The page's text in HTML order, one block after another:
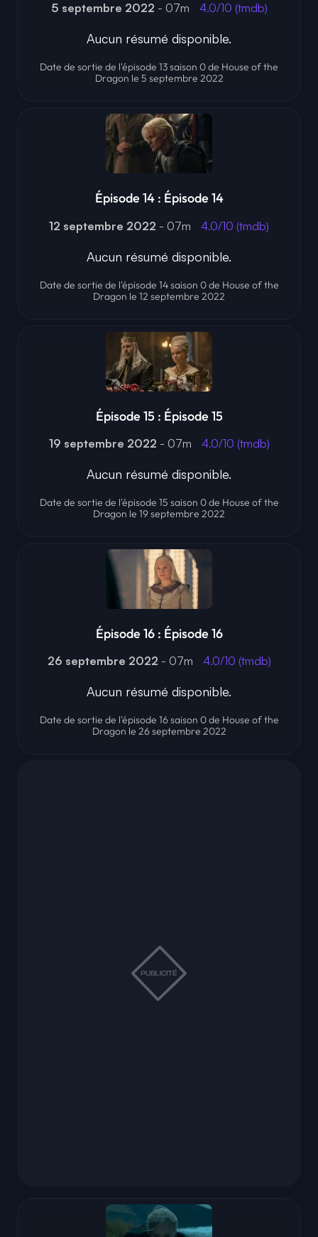
5 septembre 2022 - 07m 4.0/10 (tmdb)
Aucun résumé disponible.
Date de sortie de l'épisode 13 saison 0 de House of the
Dragon le 5 septembre 2022
Épisode 14 : Épisode 14
12 septembre 2022 - 07m 4.0/10 (tmdb)
Aucun résumé disponible.
Date de sortie de l'épisode 14 saison 0 de House of the
Dragon le 12 septembre 2022
Épisode 15 : Épisode 15
19 septembre 2022 - 07m 4.0/10 (tmdb)
Aucun résumé disponible.
Date de sortie de l'épisode 15 saison 0 de House of the
Dragon le 19 septembre 2022
Épisode 16 : Épisode 16
26 septembre 2022 - 07m 4.0/10 (tmdb)
Aucun résumé disponible.
Date de sortie de l'épisode 16 saison 0 de House of the
Dragon le 26 septembre 2022